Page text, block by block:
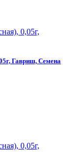
Гавриш, Семена